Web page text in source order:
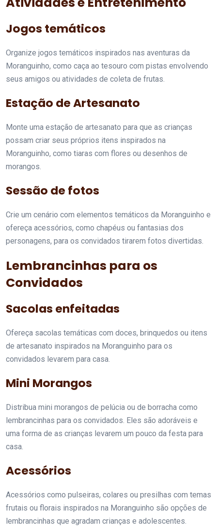
Jogos temáticos
Organize jogos temáticos inspirados nas aventuras da
Moranguinho, como caça ao tesouro com pistas envolvendo
seus amigos ou atividades de coleta de frutas.
Estação de Artesanato
Monte uma estação de artesanato para que as crianças
possam criar seus próprios itens inspirados na
Moranguinho, como tiaras com flores ou desenhos de
morangos.
Sessão de fotos
Crie um cenário com elementos temáticos da Moranguinho e
ofereça acessórios, como chapéus ou fantasias dos
personagens, para os convidados tirarem fotos divertidas.
Lembrancinhas para os
Convidados
Sacolas enfeitadas
Ofereça sacolas temáticas com doces, brinquedos ou itens
de artesanato inspirados na Moranguinho para os
convidados levarem para casa.
Mini Morangos
Distribua mini morangos de pelúcia ou de borracha como
lembrancinhas para os convidados. Eles são adoráveis e
uma forma de as crianças levarem um pouco da festa para
casa.
Acessórios
Acessórios como pulseiras, colares ou presilhas com temas
frutais ou florais inspirados na Moranguinho são opções de
lembrancinhas que agradam crianças e adolescentes.